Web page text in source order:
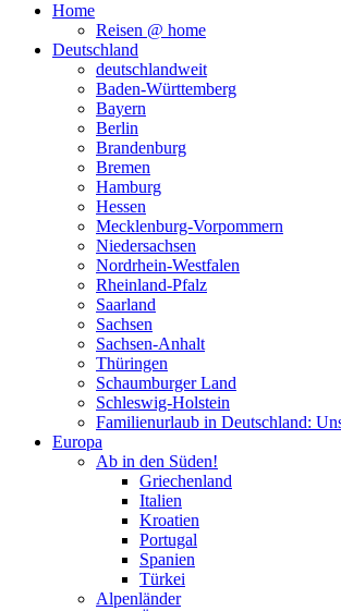
Home
Reisen @ home
Deutschland
deutschlandweit
Baden-Württemberg
Bayern
Berlin
Brandenburg
Bremen
Hamburg
Hessen
Mecklenburg-Vorpommern
Niedersachsen
Nordrhein-Westfalen
Rheinland-Pfalz
Saarland
Sachsen
Sachsen-Anhalt
Thüringen
Schaumburger Land
Schleswig-Holstein
Familienurlaub in Deutschland:
Europa
Ab in den Süden!
Griechenland
Italien
Kroatien
Portugal
Spanien
Türkei
Alpenländer